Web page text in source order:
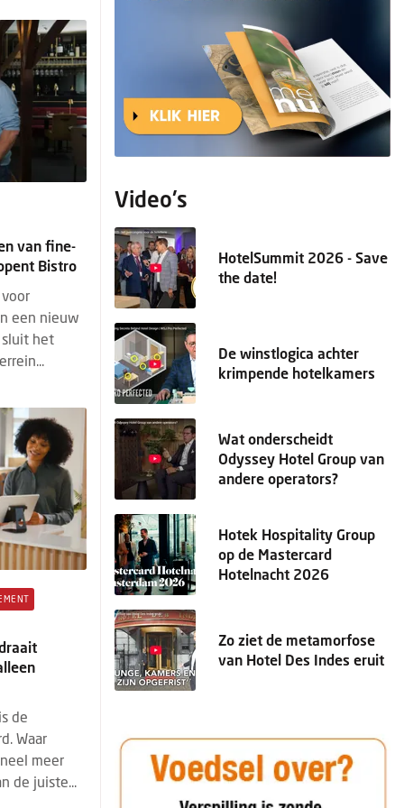
van fine-
Bistro
een nieuw
sluit het
de
Waar
meer
de juiste...
Video's
HotelSummit 2026 - Save
the date!
De winstlogica achter
krimpende hotelkamers
Wat onderscheidt
Odyssey Hotel Group van
andere operators?
Hotek Hospitality Group
op de Mastercard
Hotelnacht 2026
Zo ziet de metamorfose
van Hotel Des Indes eruit